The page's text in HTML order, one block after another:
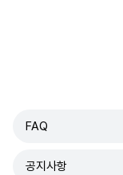
FAQ
공지사항